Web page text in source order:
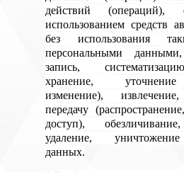
действий (операций),
использованием средств
без использования
персональными
запись,
хранение,
изменение),
передачу
доступ),
удаление,
данных.